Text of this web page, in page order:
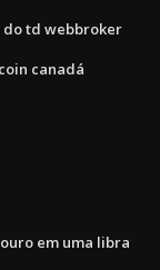
do td webbroker
canadá
em uma libra